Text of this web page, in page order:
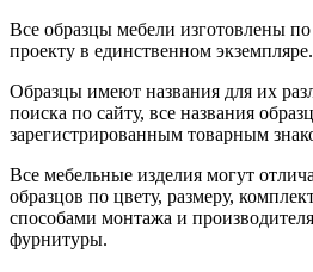
Все образцы мебели изготовлены
проекту в единственном экземпляре.
Образцы имеют названия для их
поиска по сайту, все названия
зарегистрированным товарным
Все мебельные изделия могут
образцов по цвету, размеру,
способами монтажа и
фурнитуры.